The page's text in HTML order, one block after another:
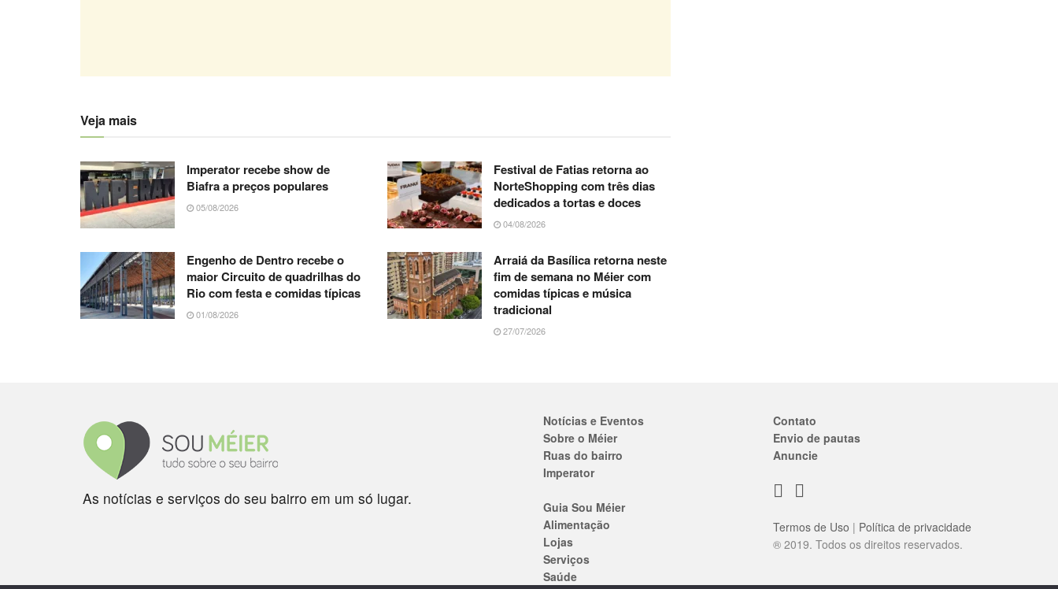
Veja mais
Imperator recebe show de
Biafra a preços populares
05/08/2026
Festival de Fatias retorna ao
NorteShopping com três dias
dedicados a tortas e doces
04/08/2026
Engenho de Dentro recebe o
maior Circuito de quadrilhas do
Rio com festa e comidas típicas
01/08/2026
Arraiá da Basílica retorna neste
fim de semana no Méier com
comidas típicas e música
tradicional
27/07/2026
As notícias e serviços do seu bairro em um só lugar.
Notícias e Eventos
Sobre o Méier
Ruas do bairro
Imperator
Guia Sou Méier
Alimentação
Lojas
Serviços
Saúde
Contato
Envio de pautas
Anuncie
Termos de Uso | Política de privacidade
® 2019. Todos os direitos reservados.